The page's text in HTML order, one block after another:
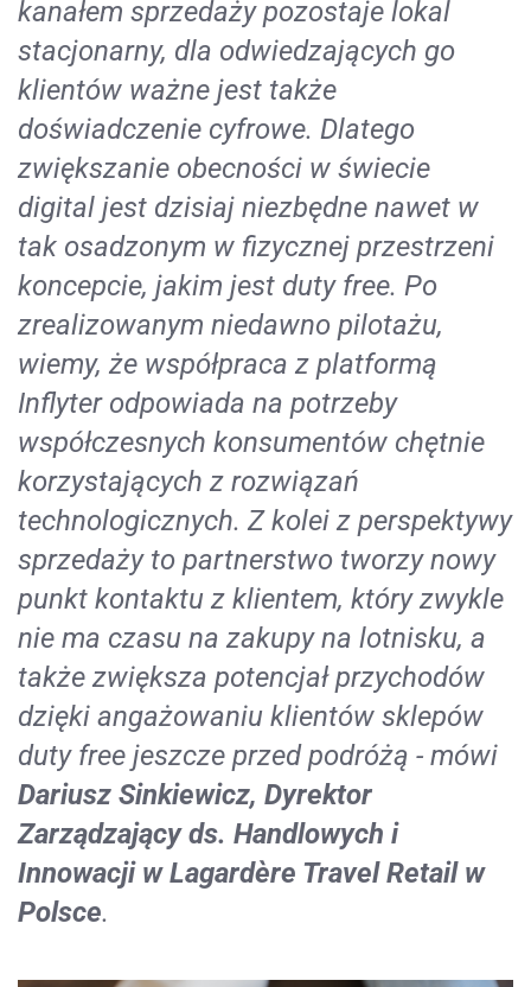
kanałem sprzedaży pozostaje lokal
stacjonarny, dla odwiedzających go
klientów ważne jest także
doświadczenie cyfrowe. Dlatego
zwiększanie obecności w świecie
digital jest dzisiaj niezbędne nawet w
tak osadzonym w fizycznej przestrzeni
koncepcie, jakim jest duty free. Po
zrealizowanym niedawno pilotażu,
wiemy, że współpraca z platformą
Inflyter odpowiada na potrzeby
współczesnych konsumentów chętnie
korzystających z rozwiązań
technologicznych. Z kolei z perspektywy
sprzedaży to partnerstwo tworzy nowy
punkt kontaktu z klientem, który zwykle
nie ma czasu na zakupy na lotnisku, a
także zwiększa potencjał przychodów
dzięki angażowaniu klientów sklepów
duty free jeszcze przed podróżą - mówi
Dariusz Sinkiewicz, Dyrektor
Zarządzający ds. Handlowych i
Innowacji w Lagardère Travel Retail w
Polsce.